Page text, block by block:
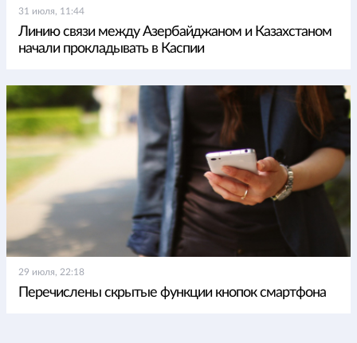
31 июля, 11:44
Линию связи между Азербайджаном и Казахстаном
начали прокладывать в Каспии
29 июля, 22:18
Перечислены скрытые функции кнопок смартфона